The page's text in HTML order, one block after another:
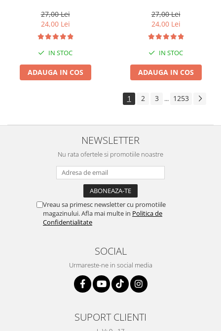
27,00 Lei
24,00 Lei
IN STOC
ADAUGA IN COS
27,00 Lei
24,00 Lei
IN STOC
ADAUGA IN COS
1 2 3 ... 1253
NEWSLETTER
Nu rata ofertele si promotiile noastre
Vreau sa primesc newsletter cu promotiile
magazinului. Afla mai multe in Politica de
Confidentialitate
SOCIAL
Urmareste-ne in social media
SUPORT CLIENTI